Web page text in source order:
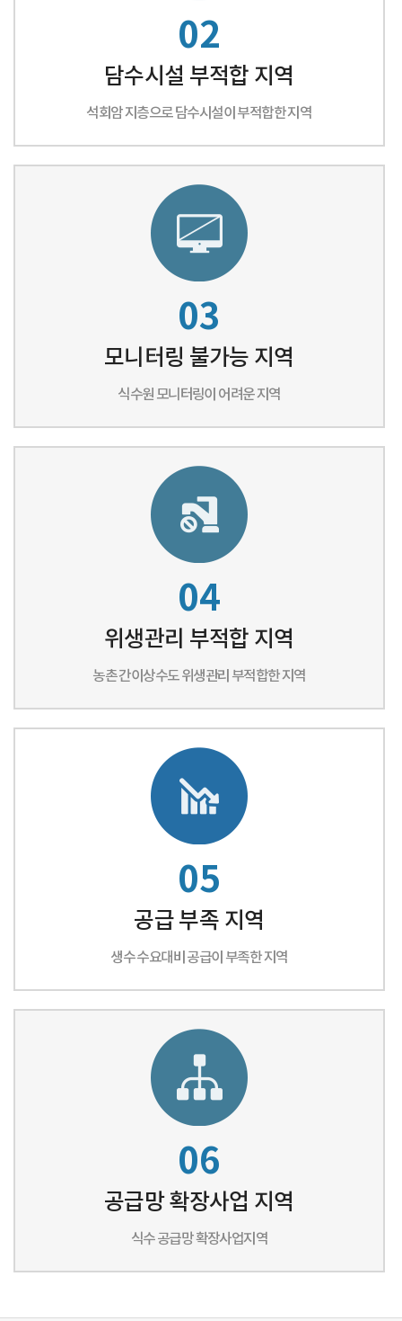
02
담수시설 부적합 지역
석회암 지층으로 담수시설이 부적합한 지역
03
모니터링 불가능 지역
식수원 모니터링이 어려운 지역
04
위생관리 부적합 지역
농촌 간이상수도 위생관리 부적합한 지역
05
공급 부족 지역
생수 수요대비 공급이 부족한 지역
06
공급망 확장사업 지역
식수 공급망 확장사업지역